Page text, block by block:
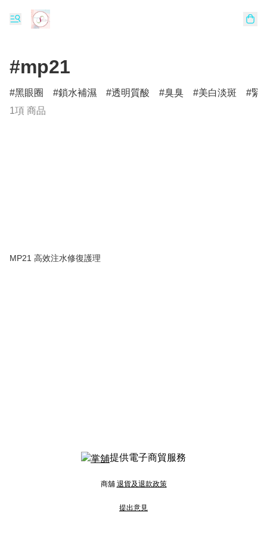
#mp21
黑眼圈 鎖水補濕 透明質酸 臭臭 美白淡斑
緊
1項 商品
MP21 高效注水修復護理
提供電子商貿服務
商舖 退貨及退款政策
提出意見